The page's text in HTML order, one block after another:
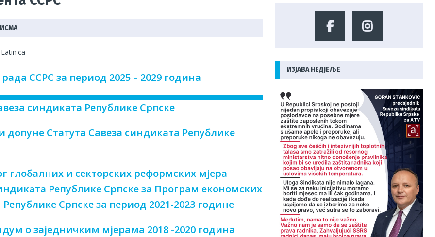
немилосрдне, грађевинци незаштићени, ПОГИБИЈА
њихове породице!
Синдиката радника унутрашњих послова
Latinica
ССРС за период 2025 – 2029 година
синдиката Републике Српске
допуне Статута Савеза синдиката Републике
глобалних и секторских реформских мјера
Републике Српске за Програм економских
Српске за период 2021-2023 године
о заједничким мјерама 2018 -2020 година
ИЗЈАВА НЕДЈЕЉЕ